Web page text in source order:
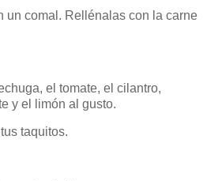
un comal. Rellénalas con la carne
el tomate, el cilantro,
y el limón al gusto.
taquitos.